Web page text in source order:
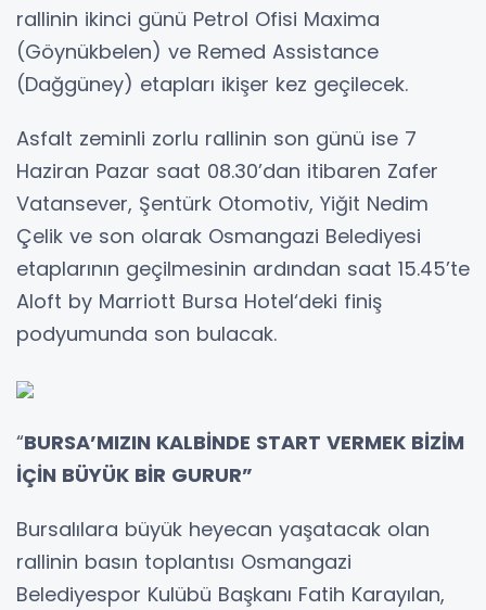
rallinin ikinci günü Petrol Ofisi Maxima
(Göynükbelen) ve Remed Assistance
(Dağgüney) etapları ikişer kez geçilecek.
Asfalt zeminli zorlu rallinin son günü ise 7
Haziran Pazar saat 08.30’dan itibaren Zafer
Vatansever, Şentürk Otomotiv, Yiğit Nedim
Çelik ve son olarak Osmangazi Belediyesi
etaplarının geçilmesinin ardından saat 15.45’te
Aloft by Marriott Bursa Hotel‘deki finiş
podyumunda son bulacak.
“BURSA’MIZIN KALBİNDE START VERMEK BİZİM
İÇİN BÜYÜK BİR GURUR”
Bursalılara büyük heyecan yaşatacak olan
rallinin basın toplantısı Osmangazi
Belediyespor Kulübü Başkanı Fatih Karayılan,